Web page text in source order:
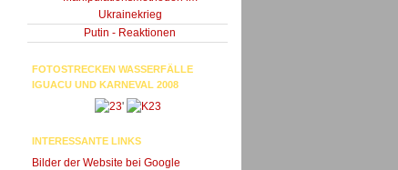
Ukrainekrieg
Putin - Reaktionen
FOTOSTRECKEN WASSERFÄLLE
IGUACU UND KARNEVAL 2008
'
INTERESSANTE LINKS
Bilder der Website bei Google